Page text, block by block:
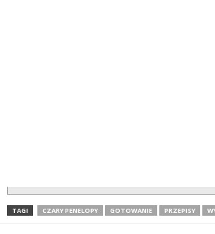
TAGI CZARY PENELOPY GOTOWANIE PRZEPISY